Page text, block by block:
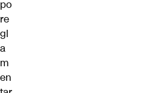
po
re
gl
a
m
en